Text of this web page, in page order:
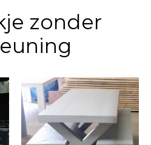
zonder